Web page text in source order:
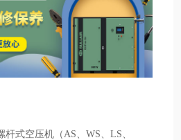
式空压机（AS、WS、LS、